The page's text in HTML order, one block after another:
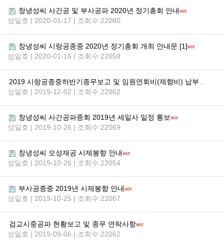
창녕성씨 사간공 및 부사공파 2020년 정기총회 안내
성일호 | 2020-01-17 | 조회수:22080
창녕성씨 시랑공종중 2020년 정기총회 개최 안내문 [1]
성일호 | 2020-01-16 | 조회수:22059
성일호 | 2019-12-02 | 조회수:22062
창녕성씨 사간공파종회 2019년 세일사 일정 통보
성일호 | 2019-10-26 | 조회수:22069
창녕성씨 모성재공 시제봉향 안내
성일호 | 2019-10-26 | 조회수:22054
부사공종중 2019년 시제봉향 안내
성일호 | 2019-10-25 | 조회수:22067
검교시중공파 현황보고 및 종무 연락사항
성일호 | 2019-09-06 | 조회수:22062